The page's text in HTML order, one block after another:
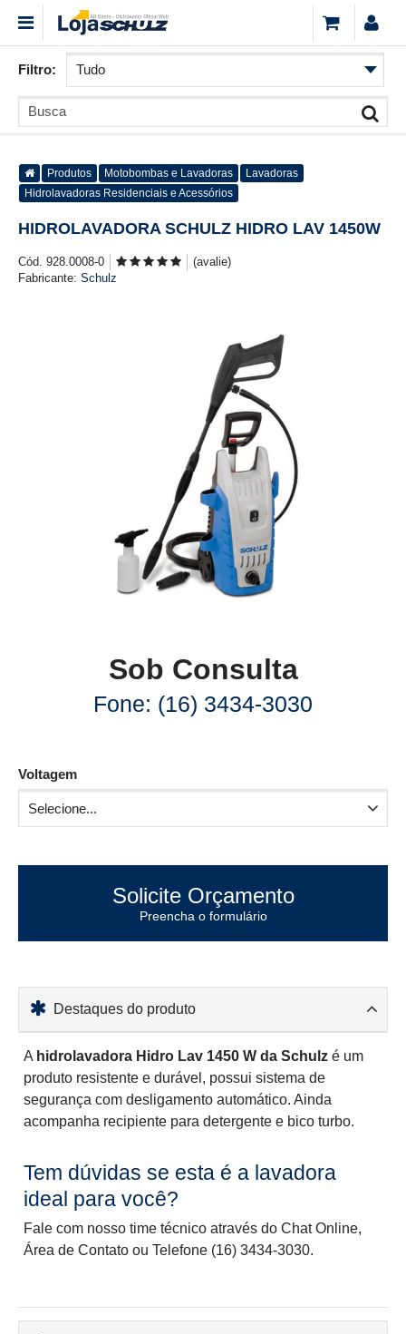
Filtro:
Produtos Motobombas e Lavadoras
Lavadoras
Hidrolavadoras Residenciais e Acessórios
HIDROLAVADORA SCHULZ HIDRO LAV 1450W
Cód. 928.0008-0
(avalie)
Fabricante: Schulz
Sob Consulta
Fone: (16) 3434-3030
Voltagem
Selecione...
Solicite Orçamento
Preencha o formulário
Destaques do produto
A hidrolavadora Hidro Lav 1450 W da Schulz é um
produto resistente e durável, possui sistema de
segurança com desligamento automático. Ainda
acompanha recipiente para detergente e bico turbo.
Tem dúvidas se esta é a lavadora
ideal para você?
Fale com nosso time técnico através do Chat Online,
Área de Contato ou Telefone (16) 3434-3030.